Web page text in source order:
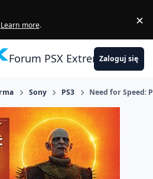
Learn more. ×
Forum PSX ExtremeZaloguj się
Sony PS3 Need for Speed: